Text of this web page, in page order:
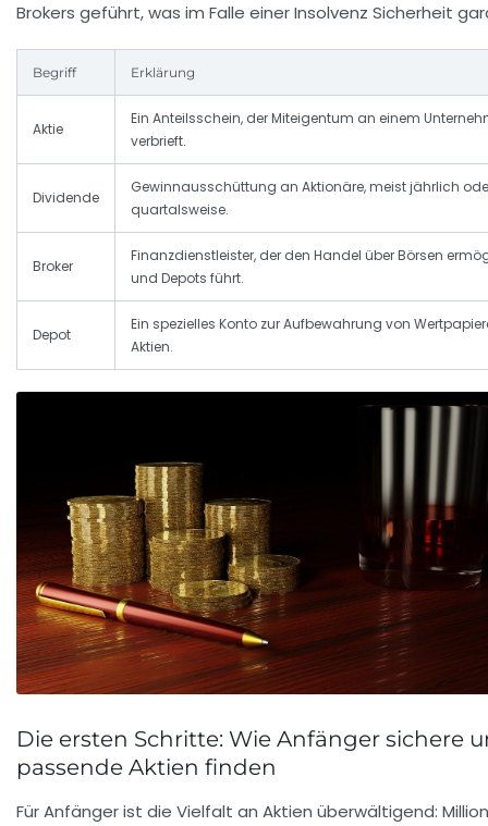
Brokers geführt, was im Falle einer Insolvenz Sicherheit
Begriff Erklärung
Aktie
Ein Anteilsschein, der Miteigentum an einem
verbrieft.
Dividende
Gewinnausschüttung an Aktionäre, meist jährlich
quartalsweise.
Broker
Finanzdienstleister, der den Handel über Börsen
und Depots führt.
Depot
Ein spezielles Konto zur Aufbewahrung von
Aktien.
Die ersten Schritte: Wie Anfänger sichere
passende Aktien finden
Für Anfänger ist die Vielfalt an Aktien überwältigend: